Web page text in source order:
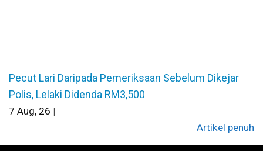
Pecut Lari Daripada Pemeriksaan Sebelum Dikejar
Polis, Lelaki Didenda RM3,500
7 Aug, 26 |
Artikel penuh